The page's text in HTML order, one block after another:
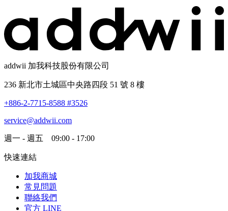
addwii 加我科技股份有限公司
236 新北市土城區中央路四段 51 號 8 樓
+886-2-7715-8588 #3526
service@addwii.com
週一 - 週五 09:00 - 17:00
快速連結
加我商城
常見問題
聯絡我們
官方 LINE